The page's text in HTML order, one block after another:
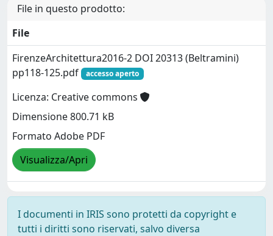
File in questo prodotto:
File
FirenzeArchitettura2016-2 DOI 20313 (Beltramini)
pp118-125.pdf
accesso aperto
Licenza: Creative commons
Dimensione 800.71 kB
Formato Adobe PDF
Visualizza/Apri
I documenti in IRIS sono protetti da copyright e
tutti i diritti sono riservati, salvo diversa